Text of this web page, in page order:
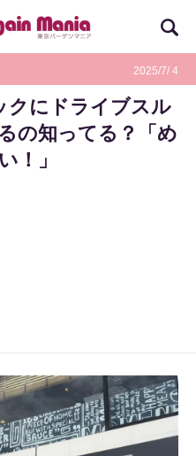
2025/7/ 4
クにドライブスル
の知ってる？「め
！」